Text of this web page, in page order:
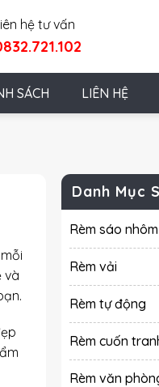
hệ tư vấn
SÁCH LIÊN HỆ
và
Danh Mục
Rèm sáo nhôm
Rèm vải
Rèm tự động
Rèm cuốn
Rèm văn